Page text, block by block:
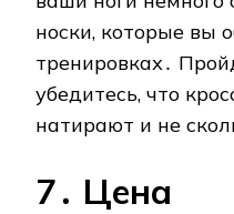
носки, которые вы
тренировках․
убедитесь, что
натирают и не
7․ Цена